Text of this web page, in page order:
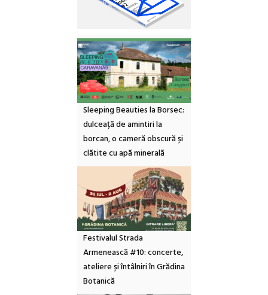
Sleeping Beauties la Borsec:
dulceață de amintiri la
borcan, o cameră obscură și
clătite cu apă minerală
Festivalul Strada
Armenească #10: concerte,
ateliere și întâlniri în Grădina
Botanică